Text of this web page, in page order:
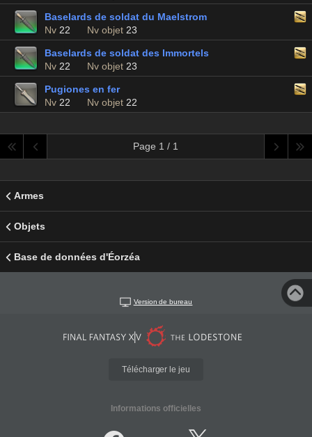
Baselards de soldat du Maelstrom
Nv 22 Nv objet 23
Baselards de soldat des Immortels
Nv 22 Nv objet 23
Pugiones en fer
Nv 22 Nv objet 22
Page 1 / 1
Armes
Objets
Base de données d'Éorzéa
Version de bureau
Télécharger le jeu
Informations officielles